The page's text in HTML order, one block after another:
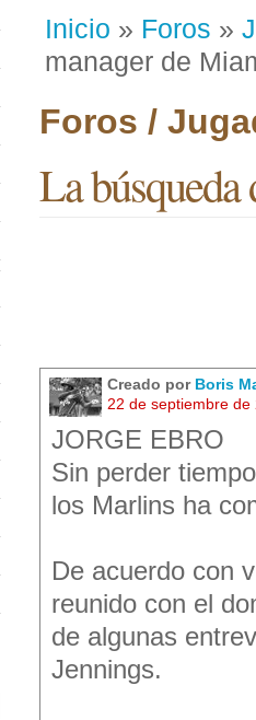
Inicio » Foros »
manager de
Foros /
La
Creado por Boris
22 de septiembre de
JORGE EBRO
Sin perder
los Marlins ha
De acuerdo con
reunido con el
de algunas
Jennings.